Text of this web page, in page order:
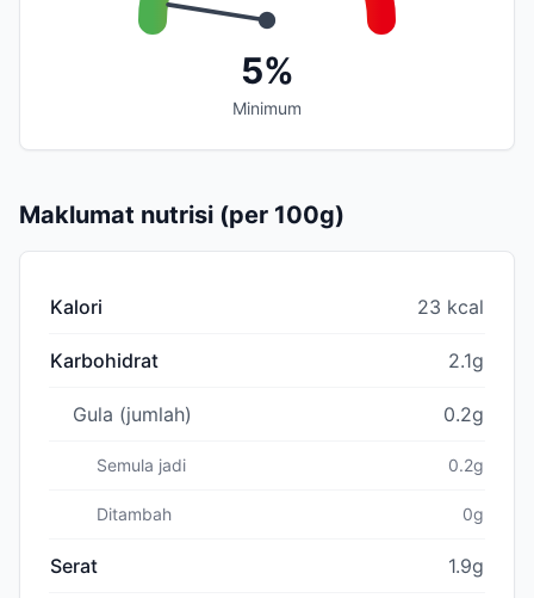
5%
Minimum
Maklumat nutrisi (per 100g)
Kalori 23 kcal
Karbohidrat 2.1g
Gula (jumlah) 0.2g
Semula jadi 0.2g
Ditambah 0g
Serat 1.9g